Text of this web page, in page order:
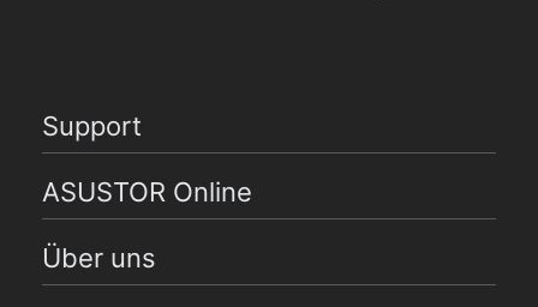
Support
ASUSTOR Online
Über uns